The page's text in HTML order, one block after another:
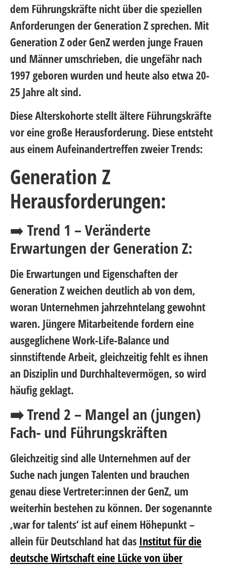
dem Führungskräfte nicht über die speziellen
Anforderungen der Generation Z sprechen. Mit
Generation Z oder GenZ werden junge Frauen
und Männer umschrieben, die ungefähr nach
1997 geboren wurden und heute also etwa 20-
25 Jahre alt sind.
Diese Alterskohorte stellt ältere Führungskräfte
vor eine große Herausforderung. Diese entsteht
aus einem Aufeinandertreffen zweier Trends:
Generation Z
Herausforderungen:
➡️Trend 1 – Veränderte
Erwartungen der Generation Z:
Die Erwartungen und Eigenschaften der
Generation Z weichen deutlich ab von dem,
woran Unternehmen jahrzehntelang gewohnt
waren. Jüngere Mitarbeitende fordern eine
ausgeglichene Work-Life-Balance und
sinnstiftende Arbeit, gleichzeitig fehlt es ihnen
an Disziplin und Durchhaltevermögen, so wird
häufig geklagt.
➡️ Trend 2 – Mangel an (jungen)
Fach- und Führungskräften
Gleichzeitig sind alle Unternehmen auf der
Suche nach jungen Talenten und brauchen
genau diese Vertreter:innen der GenZ, um
weiterhin bestehen zu können. Der sogenannte
‚war for talents‘ ist auf einem Höhepunkt –
allein für Deutschland hat das Institut für die
deutsche Wirtschaft eine Lücke von über